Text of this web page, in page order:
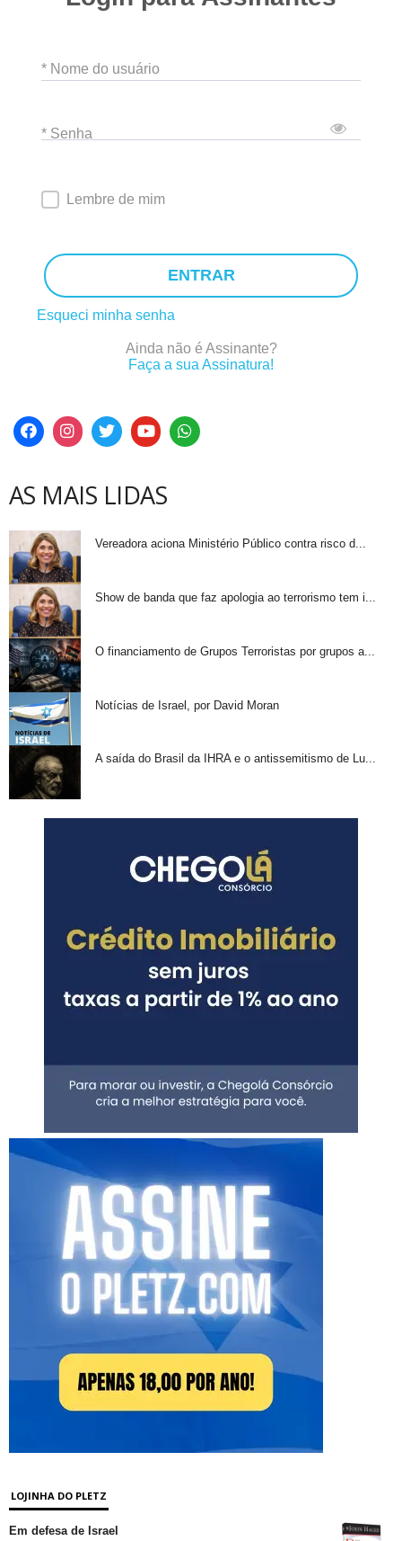
* Nome do usuário
* Senha
Lembre de mim
ENTRAR
Esqueci minha senha
Ainda não é Assinante?
Faça a sua Assinatura!
AS MAIS LIDAS
Vereadora aciona Ministério Público contra risco d...
Show de banda que faz apologia ao terrorismo tem i...
O financiamento de Grupos Terroristas por grupos a...
Notícias de Israel, por David Moran
A saída do Brasil da IHRA e o antissemitismo de Lu...
LOJINHA DO PLETZ
Em defesa de Israel